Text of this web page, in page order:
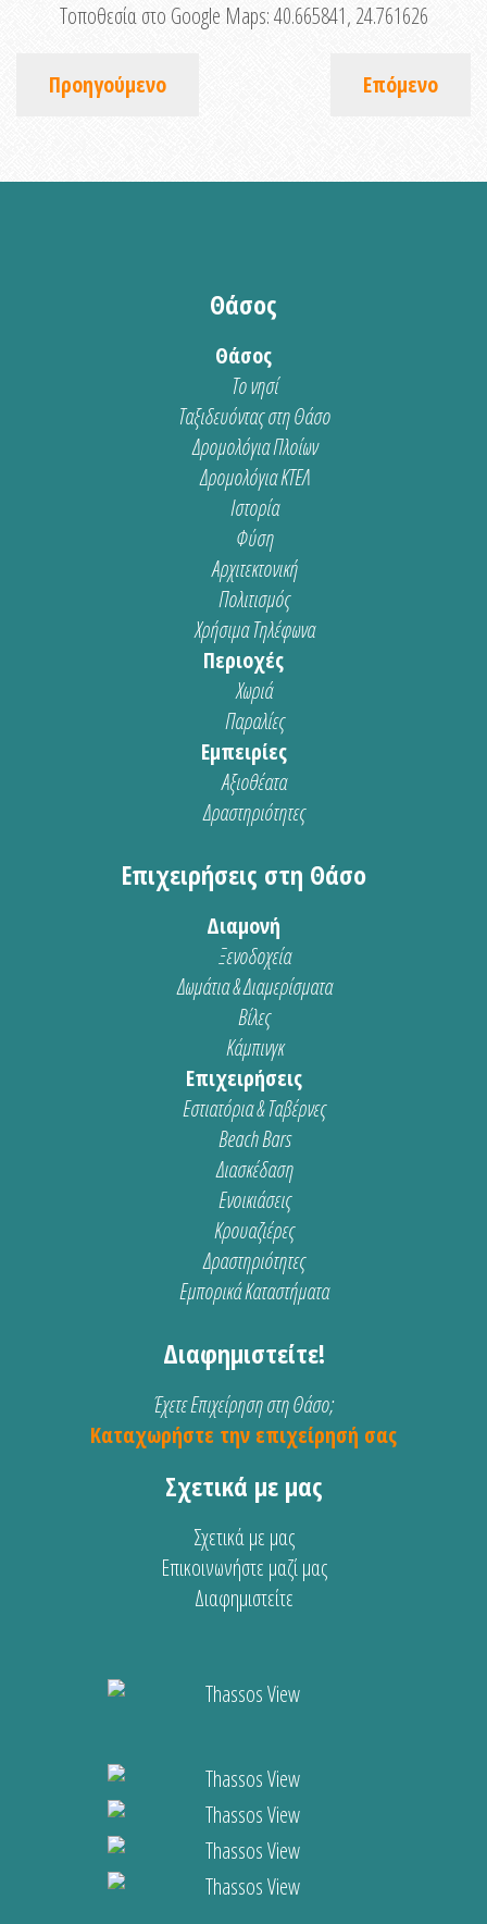
Τοποθεσία στο Google Maps:40.665841, 24.761626
Προηγούμενο Επόμενο
Θάσος
Θάσος
Το νησί
Ταξιδευόντας στη Θάσο
Δρομολόγια Πλοίων
Δρομολόγια ΚΤΕΛ
Ιστορία
Φύση
Αρχιτεκτονική
Πολιτισμός
Χρήσιμα Τηλέφωνα
Περιοχές
Χωριά
Παραλίες
Εμπειρίες
Αξιοθέατα
Δραστηριότητες
Επιχειρήσεις στη Θάσο
Διαμονή
Ξενοδοχεία
Δωμάτια & Διαμερίσματα
Βίλες
Κάμπινγκ
Επιχειρήσεις
Εστιατόρια & Ταβέρνες
Beach Bars
Διασκέδαση
Ενοικιάσεις
Κρουαζιέρες
Δραστηριότητες
Εμπορικά Καταστήματα
Διαφημιστείτε!
Έχετε Επιχείρηση στη Θάσο;
Καταχωρήστε την επιχείρησή σας
Σχετικά με μας
Σχετικά με μας
Επικοινωνήστε μαζί μας
Διαφημιστείτε